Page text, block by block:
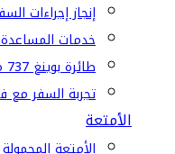
إنجاز إجراءات
خدمات
طائرة بوينغ 737 ماكس
تجربة السفر مع
الأمتعة
الأمتعة المحمولة